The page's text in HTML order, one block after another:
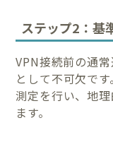
ステップ2：基
VPN接続前の通
として不可欠で
測定を行い、地
ます。